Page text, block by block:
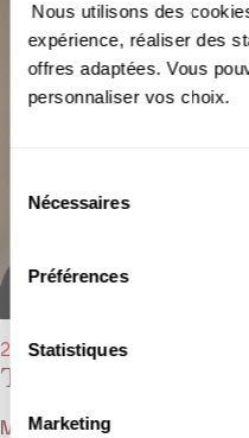
Nous utilisons des
expérience, réaliser des
offres adaptées. Vous
personnaliser vos choix.
Nécessaires
Préférences
Statistiques
Marketing
Te Deum
21/05/2022 - 20h00
Marc-Antoine Charpentier